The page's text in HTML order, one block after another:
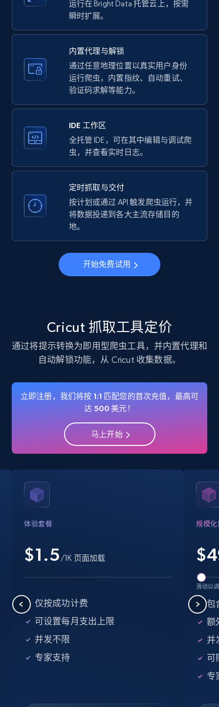
Amazon products - find products by using
upc numbers
price, Currency, Availability, Reviews count, and
more.
5.7K+
LinkedIn company information
ID, Name, Country code, Locations, Followers,
Employees in linkedin, About, Specialties, and
33.5K+ 3.5K+ 注册使用
Instagram - Profiles
Account, Fbid, ID, Followers, Posts count, Is
business account, Is professional account, Is
Instagram - Profiles - Collect profile
business account, Is professional account, Is
verified, and more.
3.4K+ 注册使用
Crunchbase companies information
Name, URL, ID, Cb rank, Region, About,
Searching data by keyword
Name, URL, ID, Cb rank, Region, About,
Industries, Operating status, and more.
运行在 Bright Data 托管云上，按需
瞬时扩展。
内置代理与解锁
通过任意地理位置以真实用户身份
运行爬虫，内置指纹、自动重试、
验证码求解等能力。
IDE 工作区
全托管 IDE，可在其中编辑与调试爬
虫，并查看实时日志。
定时抓取与交付
按计划或通过 API 触发爬虫运行，并
将数据投递到各大主流存储目的
地。
开始免费试用
Cricut 抓取工具定价
通过将提示转换为即用型爬虫工具，并内置代理和
自动解锁功能，从 Cricut 收集数据。
立即注册，我们将按 1:1 匹配您的首次充值，最高可
达 500 美元！
马上开始
体验套餐
$1.5 /1K 页面加载
仅按成功计费
可设置每月支出上限
并发不限
专家支持
规模化
$
滑动以
包
额
并
可
专